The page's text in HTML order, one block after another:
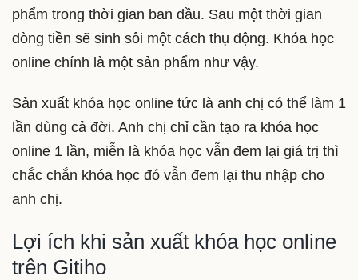
phẩm trong thời gian ban đầu. Sau một thời gian
dòng tiền sẽ sinh sôi một cách thụ động. Khóa học
online chính là một sản phẩm như vậy.
Sản xuất khóa học online tức là anh chị có thể làm 1
lần dùng cả đời. Anh chị chỉ cần tạo ra khóa học
online 1 lần, miễn là khóa học vẫn đem lại giá trị thì
chắc chắn khóa học đó vẫn đem lại thu nhập cho
anh chị.
Lợi ích khi sản xuất khóa học online
trên Gitiho